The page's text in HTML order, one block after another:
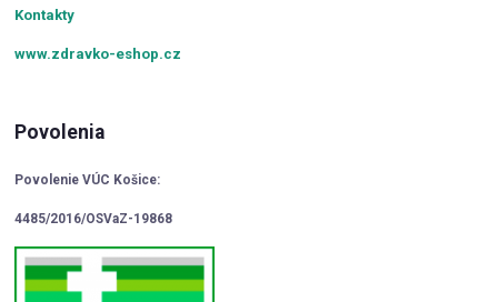
Kontakty
www.zdravko-eshop.cz
Povolenia
Povolenie VÚC Košice:
4485/2016/OSVaZ-19868